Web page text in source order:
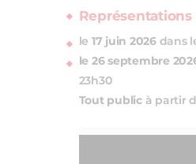
le 17 juin 2026dans
le 26 septembre
23h30
Tout public à partir